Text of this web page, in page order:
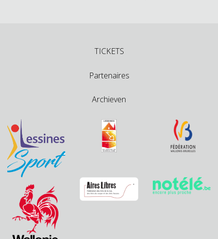
TICKETS
Partenaires
Archieven